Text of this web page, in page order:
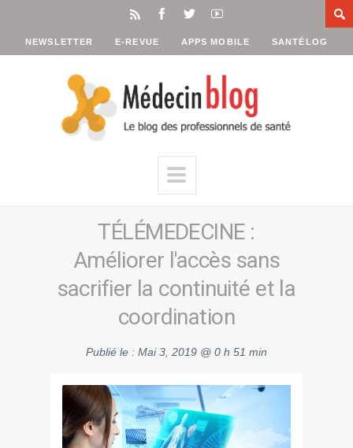
NEWSLETTER E-REVUE APPS MOBILE SANTÉLOG
TÉLÉMEDECINE :
Améliorer l'accès sans
sacrifier la continuité et la
coordination
Publié le : Mai 3, 2019 @ 0 h 51 min